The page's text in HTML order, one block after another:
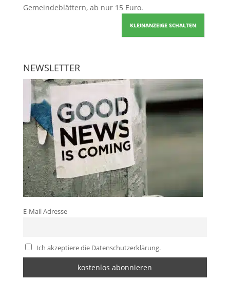
Gemeindeblättern, ab nur 15 Euro.
KLEINANZEIGE SCHALTEN
NEWSLETTER
E-Mail Adresse
Ich akzeptiere die Datenschutzerklärung.